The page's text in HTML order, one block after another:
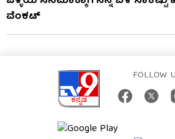
ವೆಂಕಟ್
FOLLOW